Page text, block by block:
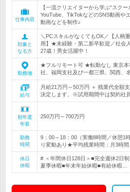
仕事内容
【一流クリエイターから学ぶ“スクー
YouTube、TikTokなどのSNS動画や
動画などを制作♪
対象と
なる方
＼PCスキルがなくてもOK／【人柄
用】★未経験・第二新卒歓迎／社会
27歳！男女活躍中！
勤務地
★フルリモート可 ★転勤なし 東京本
社、福岡支社及び一都三県、関西、
給与
月給21万円～50万円 ＋ 残業代全額
決定します。※試用期間中は契約社
初年度
年収
250万円～700万円
勤務
時間
9：00～18：00（実働8時間／休憩1
り変動あり★平均残業時間：月3時間
休日
休暇
# ＜年間休日128日＞■完全週休2日
夏季休暇■年末年始休暇■有給休暇…